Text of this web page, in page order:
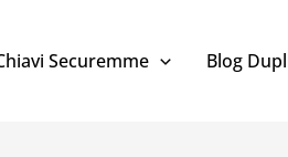
Securemme Blog